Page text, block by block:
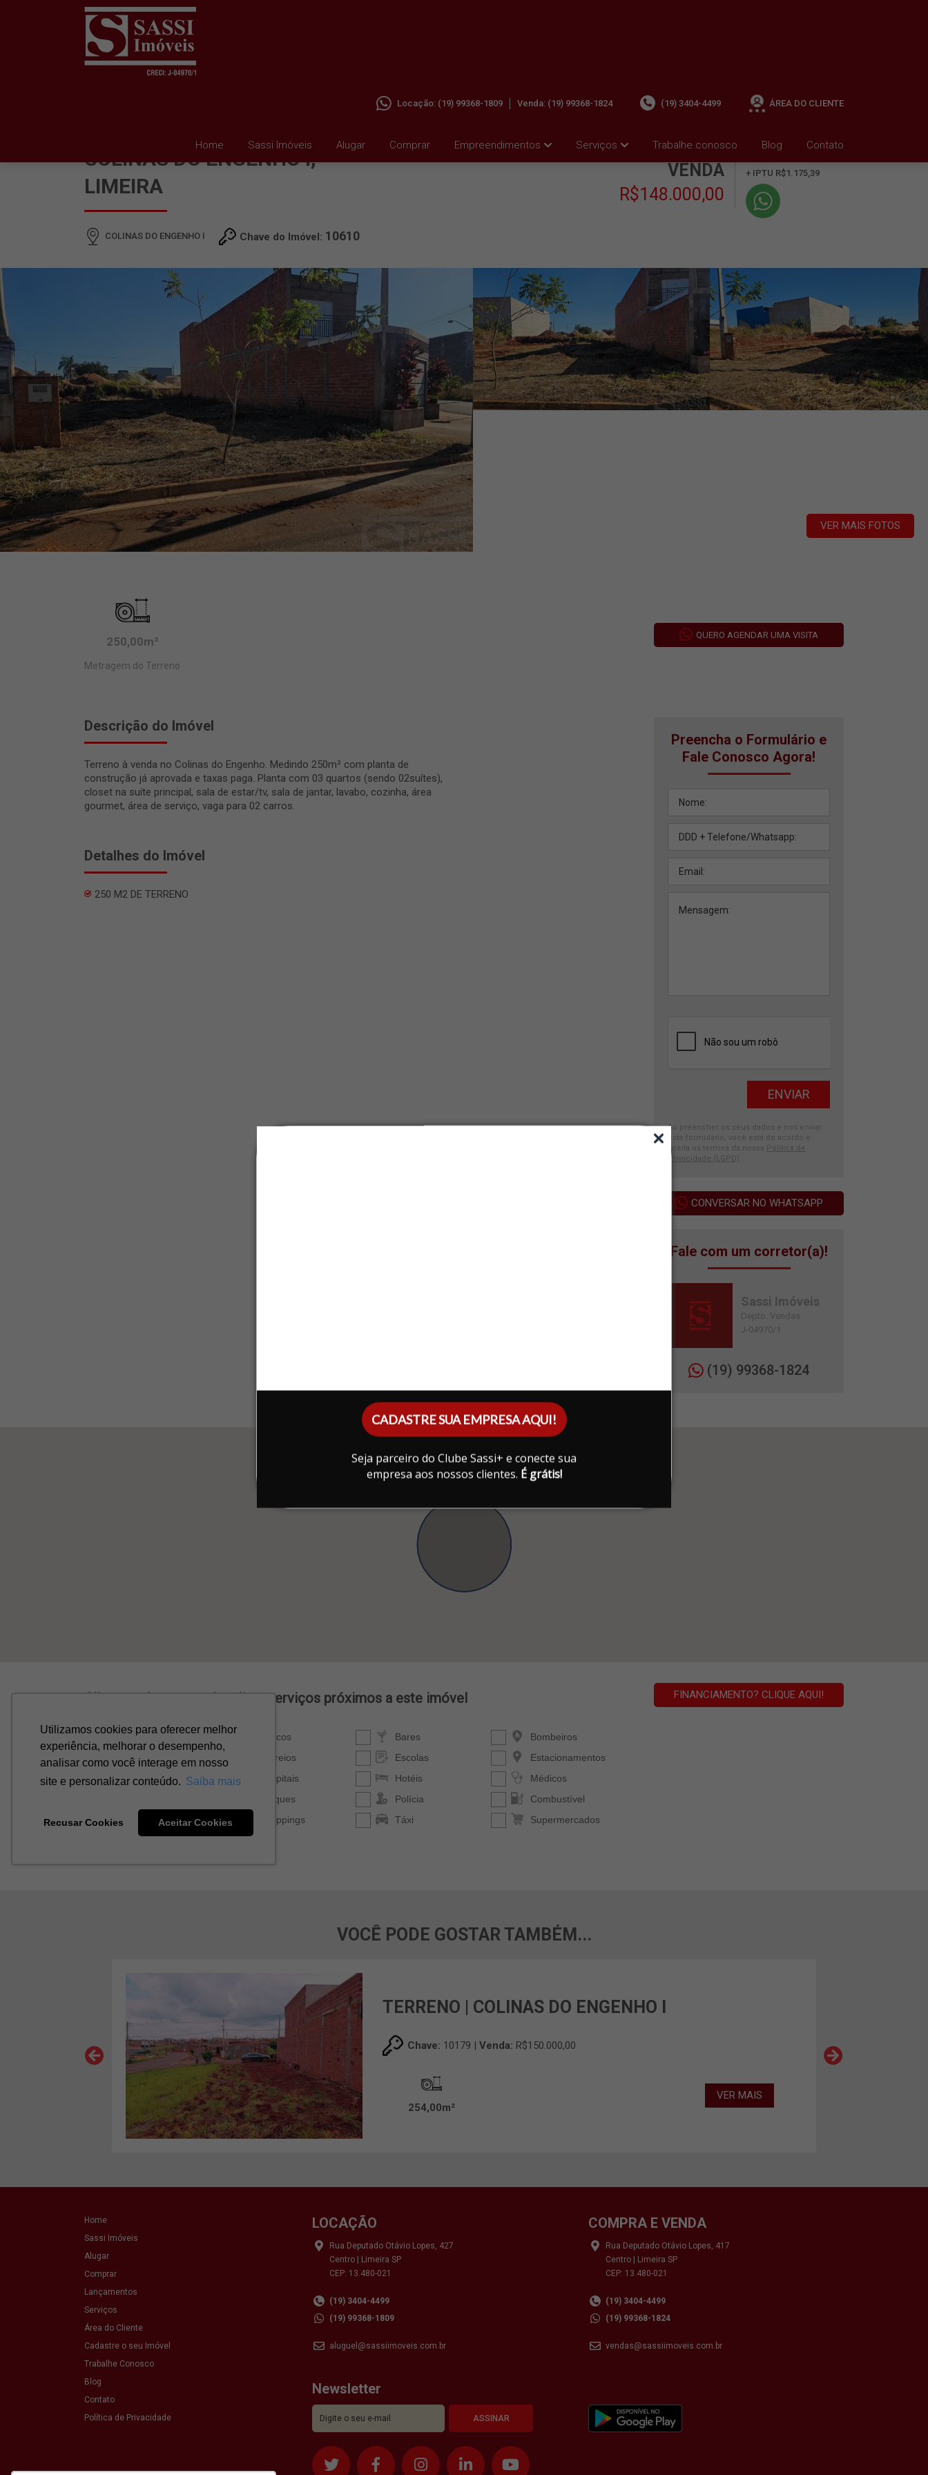
CADASTRE SUA EMPRESA AQUI!
Seja parceiro do Clube Sassi+ e conecte sua
empresa aos nossos clientes. É grátis!
Home Sassi Imóveis Alugar Comprar Empreendimentos Serviços Trabalhe conosco Blog Contato
Locação: (19) 99368-1809 Venda: (19) 99368-1824 (19) 3404-4499 ÁREA DO CLIENTE
COLINAS DO ENGENHO I,
LIMEIRA
COLINAS DO ENGENHO I Chave do Imóvel: 10610
VENDA
R$148.000,00
+ Condomínio R$0,00
+ IPTU R$1.175,39
VER MAIS FOTOS
250,00m²
Metragem do Terreno
QUERO AGENDAR UMA VISITA
Descrição do Imóvel
Terreno à venda no Colinas do Engenho. Medindo 250m² com planta de
construção já aprovada e taxas paga. Planta com 03 quartos (sendo 02suítes),
closet na suíte principal, sala de estar/tv, sala de jantar, lavabo, cozinha, área
gourmet, área de serviço, vaga para 02 carros.
Detalhes do Imóvel
250 M2 DE TERRENO
Preencha o Formulário e
Fale Conosco Agora!
Ao preencher os seus dados e nos enviar
este formulário, você está de acordo e
aceita os termos da nossa
Política de
Privacidade (LGPD)
CONVERSAR NO WHATSAPP
Fale com um corretor(a)!
Sassi Imóveis
Depto. Vendas
J-04970/1
(19) 99368-1824
VOCÊ PODE GOSTAR TAMBÉM...
TERRENO | COLINAS DO ENGENHO I
Chave: 10179 |Venda: R$150.000,00
254,00m²
VER MAIS
Home
Sassi Imóveis
Alugar
Comprar
Lançamentos
Serviços
Área do Cliente
Cadastre o seu Imóvel
Trabalhe Conosco
Blog
Contato
Política de Privacidade
LOCAÇÃO
Rua Deputado Otávio Lopes, 427
Centro | Limeira SP
CEP: 13.480-021
(19) 3404-4499
(19) 99368-1809
aluguel@sassiimoveis.com.br
COMPRA E VENDA
Rua Deputado Otávio Lopes, 417
Centro | Limeira SP
CEP: 13.480-021
(19) 3404-4499
(19) 99368-1824
vendas@sassiimoveis.com.br
Newsletter